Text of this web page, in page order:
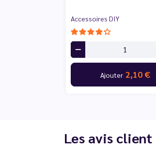
Accessoires DIY
Ajouter 2,10 €
Les avis client